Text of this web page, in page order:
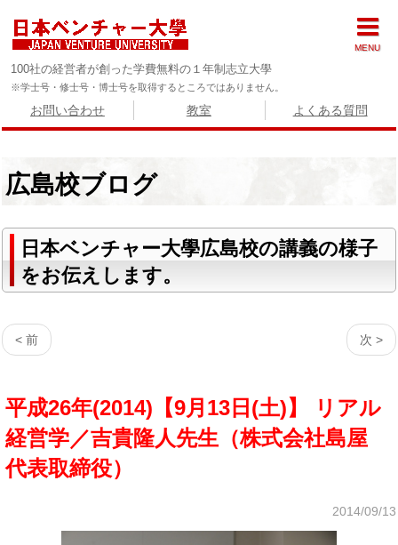
100社の経営者が創った学費無料の１年制志立大學
※学士号・修士号・博士号を取得するところではありません。
お問い合わせ 教室 よくある質問
広島校ブログ
日本ベンチャー大學広島校の講義の様子
をお伝えします。
< 前 次 >
平成26年(2014)【9月13日(土)】 リアル
経営学／吉貴隆人先生（株式会社島屋
代表取締役）
2014/09/13
MENU